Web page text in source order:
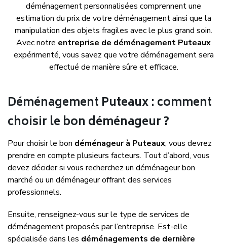
déménagement personnalisées comprennent une
estimation du prix de votre déménagement ainsi que la
manipulation des objets fragiles avec le plus grand soin.
Avec notre entreprise de déménagement Puteaux
expérimenté, vous savez que votre déménagement sera
effectué de manière sûre et efficace.
Déménagement Puteaux : comment
choisir le bon déménageur ?
Pour choisir le bon déménageur à Puteaux, vous devrez
prendre en compte plusieurs facteurs. Tout d’abord, vous
devez décider si vous recherchez un déménageur bon
marché ou un déménageur offrant des services
professionnels.
Ensuite, renseignez-vous sur le type de services de
déménagement proposés par l’entreprise. Est-elle
spécialisée dans les déménagements de dernière